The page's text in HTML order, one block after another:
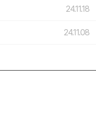
24.11.18
24.11.08